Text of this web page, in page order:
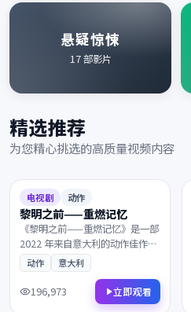
悬疑惊悚
17部影片
精选推荐
为您精心挑选的高质量视频内容
8.0
电视剧 动作
黎明之前——重燃记忆
《黎明之前——重燃记忆》是一部
2022 年来自意大利的动作佳作。
在被时间遗忘的山岗之上，看似
偶然的相遇背后藏着惊人的真
相。镜头语言细腻动人，配乐与
画面相得益彰，影迷不容错过。
动作 意大利
196,973 立即观看